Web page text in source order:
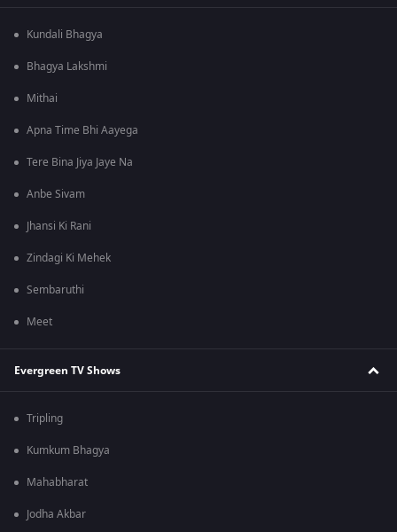
Kundali Bhagya
Bhagya Lakshmi
Mithai
Apna Time Bhi Aayega
Tere Bina Jiya Jaye Na
Anbe Sivam
Jhansi Ki Rani
Zindagi Ki Mehek
Sembaruthi
Meet
Evergreen TV Shows
Tripling
Kumkum Bhagya
Mahabharat
Jodha Akbar